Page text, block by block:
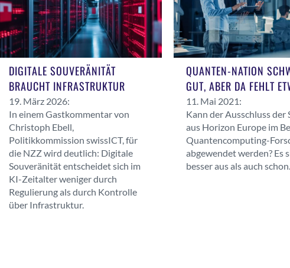
DIGITALE SOUVERÄNITÄT
BRAUCHT INFRASTRUKTUR
19. März 2026:
In einem Gastkommentar von
Christoph Ebell,
Politikkommission swissICT, für
die NZZ wird deutlich: Digitale
Souveränität entscheidet sich im
KI-Zeitalter weniger durch
Regulierung als durch Kontrolle
über Infrastruktur.
QUANTEN-NATION
GUT, ABER DA FEHLT
11. Mai 2021:
Kann der Ausschluss der
aus Horizon Europe im
Quantencomputing-
abgewendet werden? Es
besser aus als auch schon.